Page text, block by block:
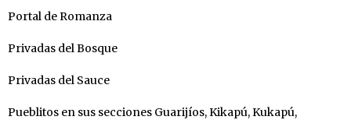
Portal de Romanza
Privadas del Bosque
Privadas del Sauce
Pueblitos en sus secciones Guarijíos, Kikapú, Kukapú,